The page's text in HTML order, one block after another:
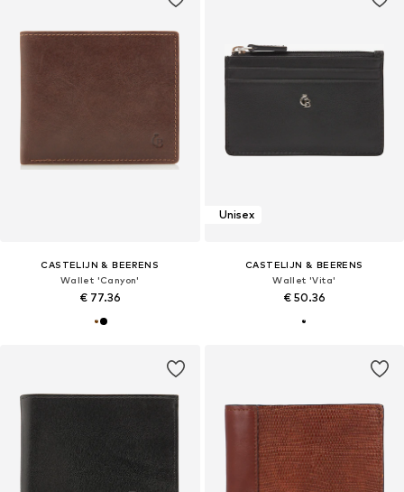
CASTELIJN & BEERENS
Wallet 'Canyon'
€ 77.36
Unisex
CASTELIJN & BEERENS
Wallet 'Vita'
€ 50.36